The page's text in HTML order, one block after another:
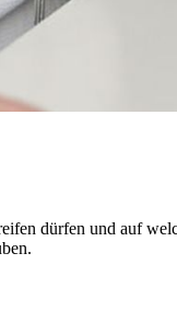
dürfen und auf